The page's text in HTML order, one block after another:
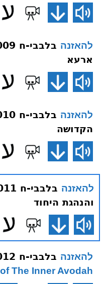
להאזנה
ארעא
להאזנה
הקדושה
להאזנה
והנהגת היחוד
להאזנה בלבבי-ח 012 סיכום אני והאין סוף
The Inner Avodah